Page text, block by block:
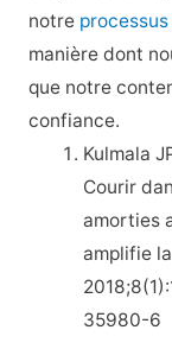
notre
manière dont
que notre
confiance.
Kulmala
Courir
amorties
amplifie
35980-6